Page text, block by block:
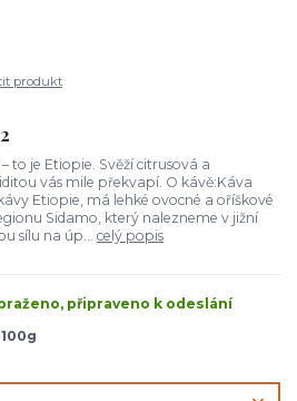
produkt
to je Etiopie. Svěží citrusová a
vás mile překvapí. O kávě:Káva
Etiopie, má lehké ovocné a oříškové
Sidamo, který nalezneme v jižní
sílu na úp... celý popis
připraveno k odeslání